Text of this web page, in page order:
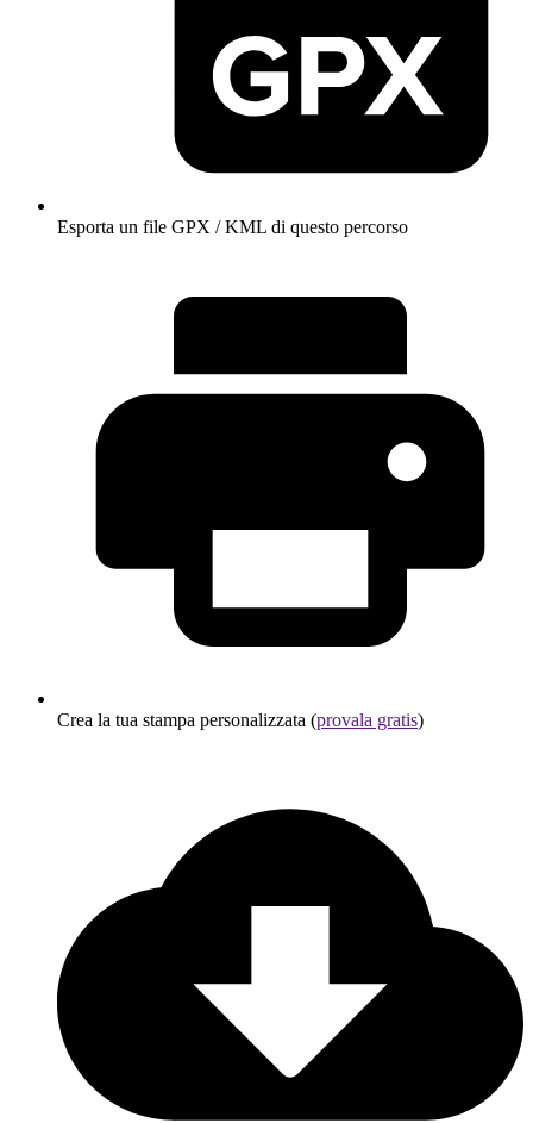
Esporta un file GPX / KML di questo percorso
Crea la tua stampa personalizzata (provala gratis)